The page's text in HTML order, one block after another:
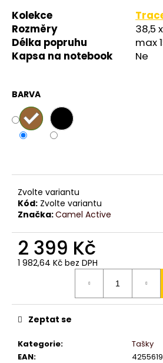
Kolekce
Rozměry
38,5
Délka popruhu
max
Kapsa na notebook
Ne
BARVA
Zvolte variantu
Kód: Zvolte variantu
Značka:Camel Active
2 399 Kč
1 982,64 Kč bez DPH
Kategorie:
Tašky
EAN:
Zeptat se
r
u
č
u
m